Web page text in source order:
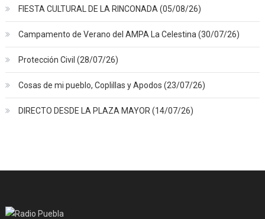
FIESTA CULTURAL DE LA RINCONADA (05/08/26)
Campamento de Verano del AMPA La Celestina (30/07/26)
Protección Civil (28/07/26)
Cosas de mi pueblo, Coplillas y Apodos (23/07/26)
DIRECTO DESDE LA PLAZA MAYOR (14/07/26)